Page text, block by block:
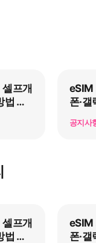
셀프개
법 총
eSIM
폰·
공지사
셀프개
법 총
eSIM
폰·